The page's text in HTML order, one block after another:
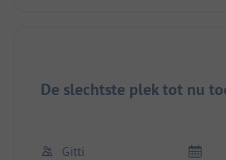
De slechtste plek tot nu
Gitti